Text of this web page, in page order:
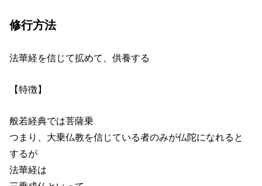
修行方法
法華経を信じて拡めて、供養する
【特徴】
般若経典では菩薩乗
つまり、大乗仏教を信じている者のみが仏陀になれると
するが
法華経は